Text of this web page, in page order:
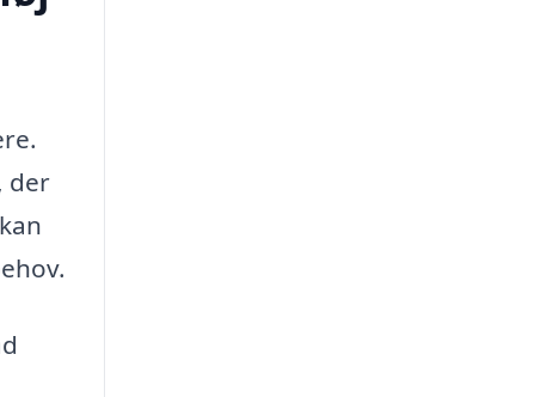
der